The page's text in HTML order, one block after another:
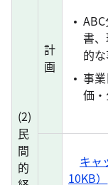
(2)
民
間
的
計
画
書
的
事
価
キャ
10KB）